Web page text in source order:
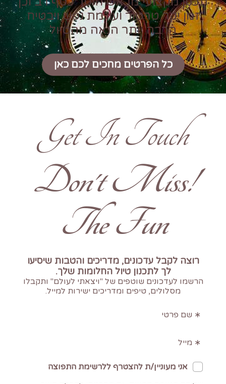
זמן יקר טרטור ועוגמת נפש ויבטיח
הרבה יותר הנאה מהטיול
כל הפרטים מחכים לכם כאן
Get In Touch
!Don't Miss
The Fun